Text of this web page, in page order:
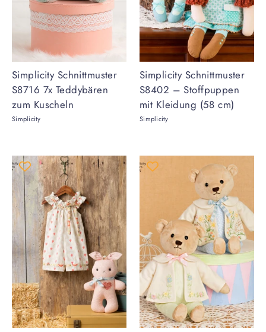
Simplicity Schnittmuster
S8716 7x Teddybären
zum Kuscheln
Simplicity
Simplicity Schnittmuster
S8402 – Stoffpuppen
mit Kleidung (58 cm)
Simplicity